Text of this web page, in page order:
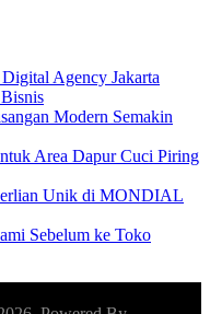
Agency Jakarta
Modern Semakin
Area Dapur Cuci Piring
Unik di MONDIAL
Sebelum ke Toko